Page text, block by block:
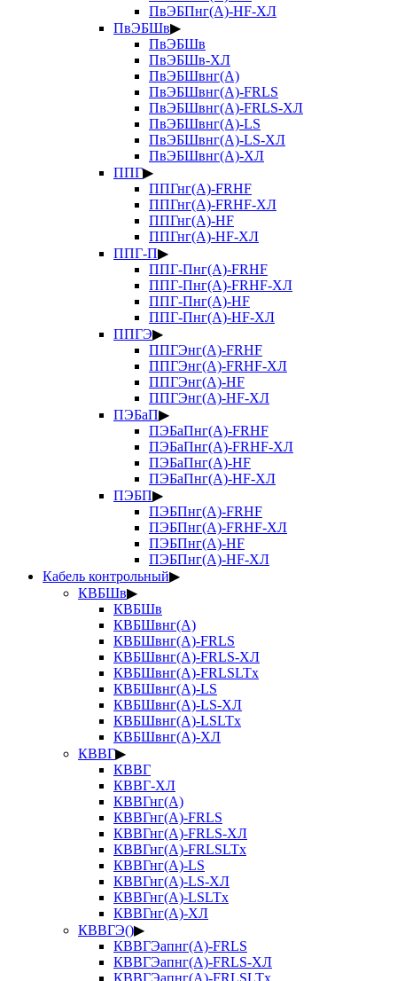
ПвЭБПнг(А)-HF-ХЛ
ПвЭБШв▶
ПвЭБШв
ПвЭБШв-ХЛ
ПвЭБШвнг(А)
ПвЭБШвнг(А)-FRLS
ПвЭБШвнг(А)-FRLS-ХЛ
ПвЭБШвнг(А)-LS
ПвЭБШвнг(А)-LS-ХЛ
ПвЭБШвнг(А)-ХЛ
ППГ▶
ППГнг(А)-FRHF
ППГнг(А)-FRHF-ХЛ
ППГнг(А)-HF
ППГнг(А)-HF-ХЛ
ППГ-П▶
ППГ-Пнг(А)-FRHF
ППГ-Пнг(А)-FRHF-ХЛ
ППГ-Пнг(А)-HF
ППГ-Пнг(А)-HF-ХЛ
ППГЭ▶
ППГЭнг(А)-FRHF
ППГЭнг(А)-FRHF-ХЛ
ППГЭнг(А)-HF
ППГЭнг(А)-HF-ХЛ
ПЭБаП▶
ПЭБаПнг(А)-FRHF
ПЭБаПнг(А)-FRHF-ХЛ
ПЭБаПнг(А)-HF
ПЭБаПнг(А)-HF-ХЛ
ПЭБП▶
ПЭБПнг(А)-FRHF
ПЭБПнг(А)-FRHF-ХЛ
ПЭБПнг(А)-HF
ПЭБПнг(А)-HF-ХЛ
Кабель контрольный▶
КВБШв▶
КВБШв
КВБШвнг(А)
КВБШвнг(А)-FRLS
КВБШвнг(А)-FRLS-ХЛ
КВБШвнг(А)-FRLSLTx
КВБШвнг(А)-LS
КВБШвнг(А)-LS-ХЛ
КВБШвнг(А)-LSLTx
КВБШвнг(А)-ХЛ
КВВГ▶
КВВГ
КВВГ-ХЛ
КВВГнг(А)
КВВГнг(А)-FRLS
КВВГнг(А)-FRLS-ХЛ
КВВГнг(А)-FRLSLTx
КВВГнг(А)-LS
КВВГнг(А)-LS-ХЛ
КВВГнг(А)-LSLTx
КВВГнг(А)-ХЛ
КВВГЭ()▶
КВВГЭапнг(А)-FRLS
КВВГЭапнг(А)-FRLS-ХЛ
КВВГЭапнг(А)-FRLSLTx